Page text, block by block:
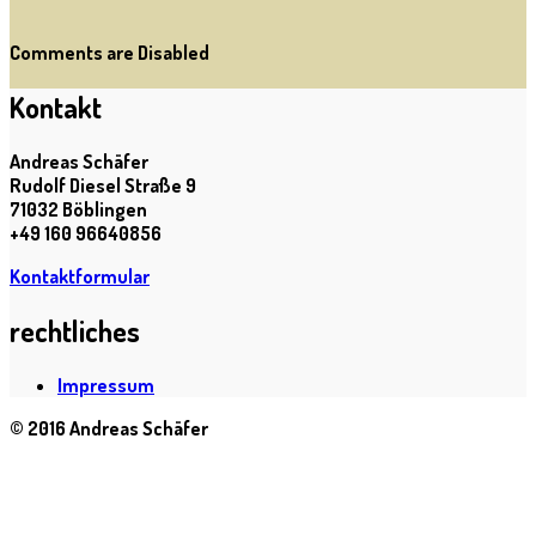
Comments are Disabled
Kontakt
Andreas Schäfer
Rudolf Diesel Straße 9
71032 Böblingen
+49 160 96640856
Kontaktformular
rechtliches
Impressum
© 2016 Andreas Schäfer